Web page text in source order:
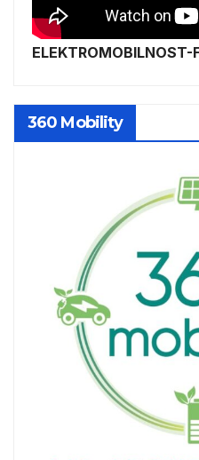
ELEKTROMOBILNOST-
360 Mobility